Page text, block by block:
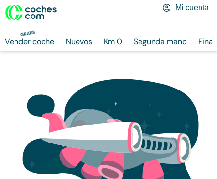
GRATIS
Vender coche Nuevos Km 0 Segunda mano
Mi cuenta